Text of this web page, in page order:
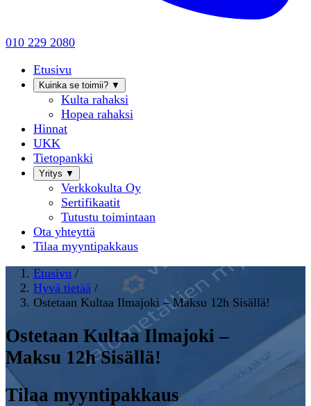
010 229 2080
Etusivu
Kuinka se toimii? ▼
Kulta rahaksi
Hopea rahaksi
Hinnat
UKK
Tietopankki
Yritys ▼
Verkkokulta Oy
Sertifikaatit
Tutustu toimintaan
Ota yhteyttä
Tilaa myyntipakkaus
Etusivu /
Hyvä tietää /
Ostetaan Kultaa Ilmajoki – Maksu 12h Sisällä!
Ostetaan Kultaa Ilmajoki –
Maksu 12h Sisällä!
Tilaa myyntipakkaus